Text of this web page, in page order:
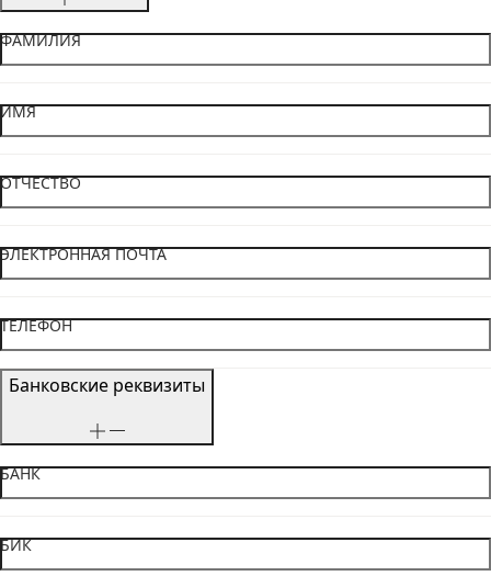
ФАМИЛИЯ
ИМЯ
ОТЧЕСТВО
ЭЛЕКТРОННАЯ ПОЧТА
ТЕЛЕФОН
Банковские реквизиты
БАНК
БИК